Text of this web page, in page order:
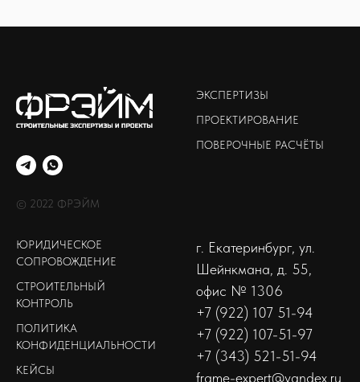
© 2022 ФРЭЙМ
ЭКСПЕРТИЗЫ
ПРОЕКТИРОВАНИЕ
ПОВЕРОЧНЫЕ РАСЧЁТЫ
ЮРИДИЧЕСКОЕ
СОПРОВОЖДЕНИЕ
СТРОИТЕЛЬНЫЙ
КОНТРОЛЬ
ПОЛИТИКА
КОНФИДЕНЦИАЛЬНОСТИ
КЕЙСЫ
г. Екатеринбург, ул.
Шейнкмана, д. 55,
офис № 1306
+7 (922) 107 51-94
+7 (922) 107-51-97
+7 (343) 521-51-94
frame-expert@yandex.ru